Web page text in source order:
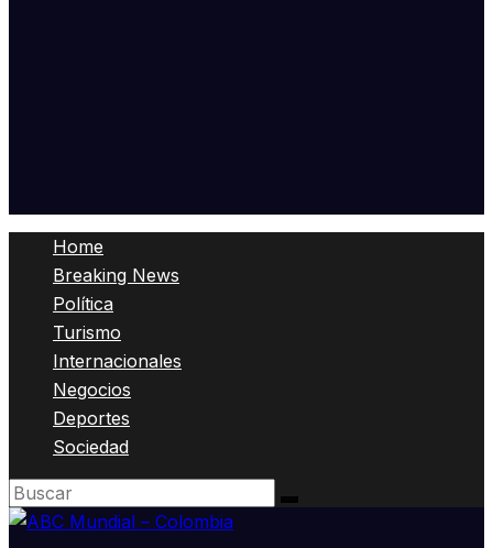
Home
Breaking News
Política
Turismo
Internacionales
Negocios
Deportes
Sociedad